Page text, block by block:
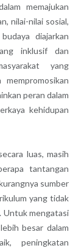
memajukan
nilai-nilai sosial,
diajarkan
inklusif dan
yang
peran dalam
kehidupan
luas, masih
tantangan
sumber
yang tidak
Untuk mengatasi
besar dalam
peningkatan